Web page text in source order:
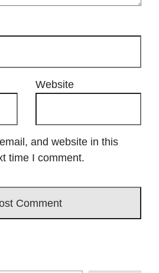
Website
and website in this
time I comment.